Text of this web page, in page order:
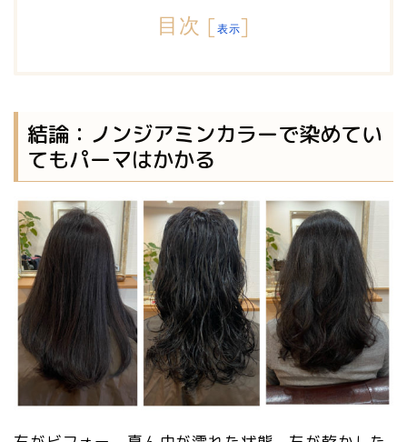
目次 [ 表示]
結論：ノンジアミンカラーで染めてい
てもパーマはかかる